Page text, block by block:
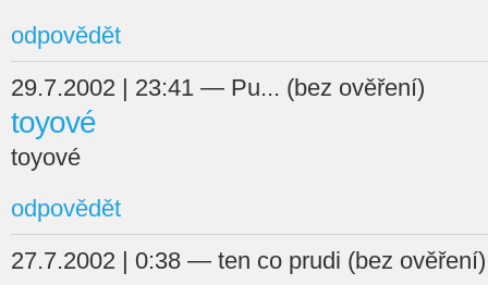
odpovědět
29.7.2002 | 23:41 — Pu... (bez ověření)
toyové
toyové
odpovědět
27.7.2002 | 0:38 — ten co prudi (bez ověření)